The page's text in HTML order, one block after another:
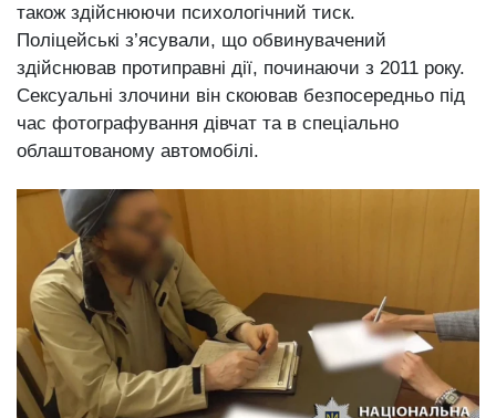
також здійснюючи психологічний тиск.
Поліцейські з’ясували, що обвинувачений
здійснював протиправні дії, починаючи з 2011 року.
Сексуальні злочини він скоював безпосередньо під
час фотографування дівчат та в спеціально
облаштованому автомобілі.